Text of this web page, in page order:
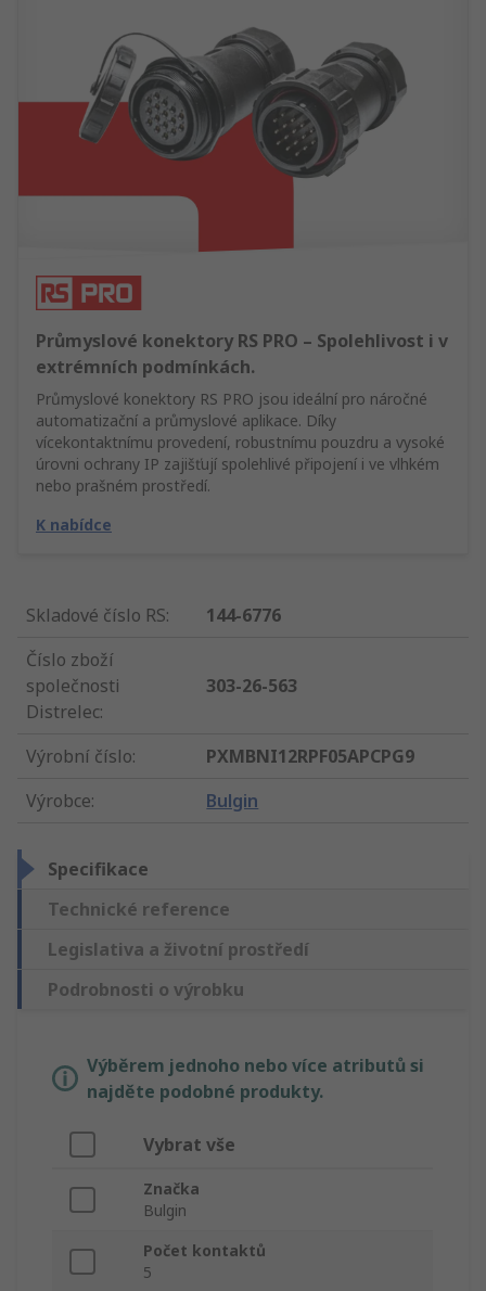
Průmyslové konektory RS PRO – Spolehlivost i v
extrémních podmínkách.
Průmyslové konektory RS PRO jsou ideální pro náročné
automatizační a průmyslové aplikace. Díky
vícekontaktnímu provedení, robustnímu pouzdru a vysoké
úrovni ochrany IP zajišťují spolehlivé připojení i ve vlhkém
nebo prašném prostředí.
K nabídce
Skladové číslo RS:
144-6776
Číslo zboží
společnosti
Distrelec:
303-26-563
Výrobní číslo:
PXMBNI12RPF05APCPG9
Výrobce: Bulgin
Specifikace
Technické reference
Legislativa a životní prostředí
Podrobnosti o výrobku
Výběrem jednoho nebo více atributů si
najděte podobné produkty.
Vybrat vše
Značka
Bulgin
Počet kontaktů
5